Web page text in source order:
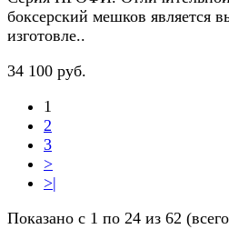
боксерский мешков является
изготовле..
34 100 руб.
1
2
3
>
>|
Показано с 1 по 24 из 62